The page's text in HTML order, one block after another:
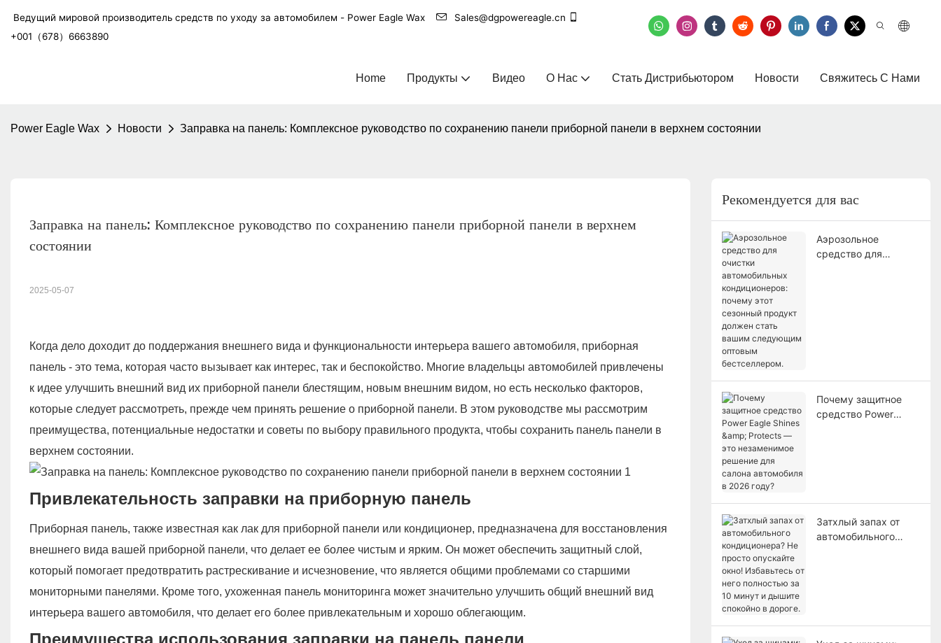
Ведущий мировой производитель средств по уходу за автомобилем - Power Eagle Wax
Sales@dgpowereagle.cn
+001（678）6663890
Home Продукты Видео О Нас Стать Дистрибьютором Новости Свяжитесь С Нами
Power Eagle Wax Новости Заправка на панель: Комплексное руководство по сохранению панели приборной панели в верхнем состоянии
Заправка на панель: Комплексное руководство по сохранению панели приборной панели в верхнем
состоянии
2025-05-07
Когда дело доходит до поддержания внешнего вида и функциональности интерьера вашего автомобиля, приборная
панель - это тема, которая часто вызывает как интерес, так и беспокойство. Многие владельцы автомобилей привлечены
к идее улучшить внешний вид их приборной панели блестящим, новым внешним видом, но есть несколько факторов,
которые следует рассмотреть, прежде чем принять решение о приборной панели. В этом руководстве мы рассмотрим
преимущества, потенциальные недостатки и советы по выбору правильного продукта, чтобы сохранить панель панели в
верхнем состоянии.
Привлекательность заправки на приборную панель
Приборная панель, также известная как лак для приборной панели или кондиционер, предназначена для восстановления
внешнего вида вашей приборной панели, что делает ее более чистым и ярким. Он может обеспечить защитный слой,
который помогает предотвратить растрескивание и исчезновение, что является общими проблемами со старшими
мониторными панелями. Кроме того, ухоженная панель мониторинга может значительно улучшить общий внешний вид
интерьера вашего автомобиля, что делает его более привлекательным и хорошо облегающим.
Преимущества использования заправки на панель панели
Рекомендуется для вас
Аэрозольное
средство для
Почему защитное
средство Power
году?
Затхлый запах от
автомобильного
спокойно в дороге.